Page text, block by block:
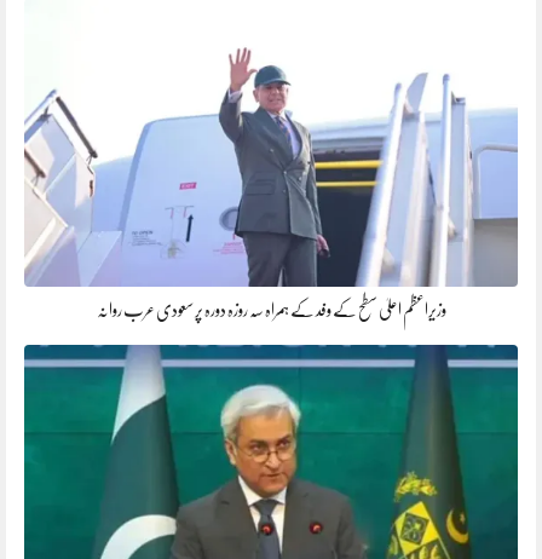
وزیراعظم اعلیٰ سطح کے وفد کے ہمراہ سہ روزہ دورہ پر سعودی عرب روانہ